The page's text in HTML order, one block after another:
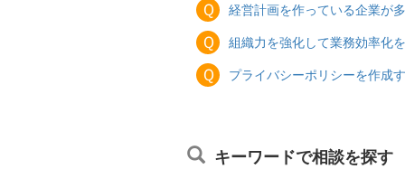
Ｑ 経営計画を作っている企業が
Ｑ 組織力を強化して業務効率化
Ｑ プライバシーポリシーを作成
キーワードで相談を探す